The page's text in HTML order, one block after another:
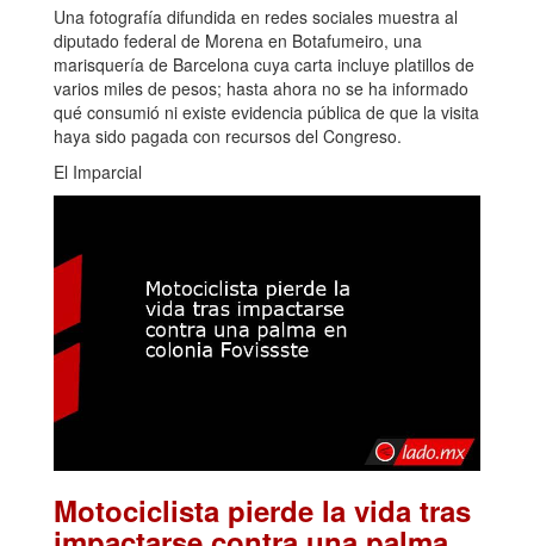
Una fotografía difundida en redes sociales muestra al
diputado federal de Morena en Botafumeiro, una
marisquería de Barcelona cuya carta incluye platillos de
varios miles de pesos; hasta ahora no se ha informado
qué consumió ni existe evidencia pública de que la visita
haya sido pagada con recursos del Congreso.
El Imparcial
Motociclista pierde la vida tras